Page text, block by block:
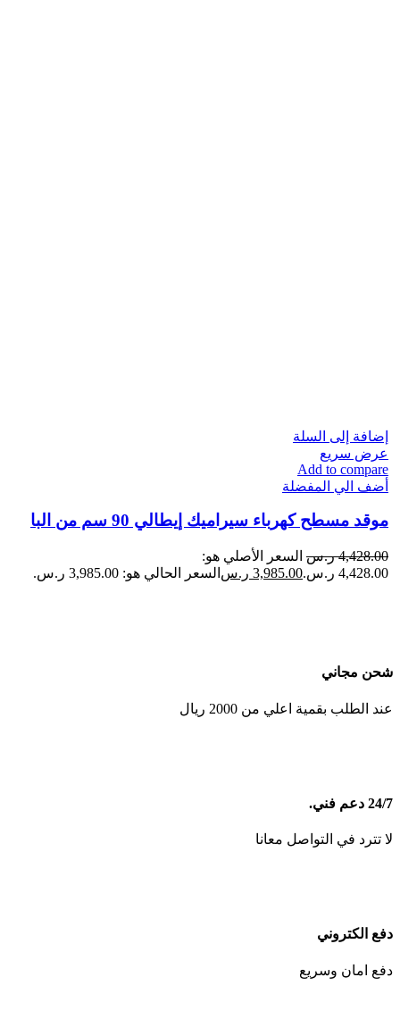
إضافة إلى السلة
عرض سريع
Add to compare
أضف الي المفضلة
موقد مسطح كهرباء سيراميك إيطالي 90 سم من البا
4,428.00 ر.س السعر الأصلي هو:
4,428.00 ر.س.
3,985.00 ر.س السعر الحالي هو: 3,985.00 ر.س.
شحن مجاني
عند الطلب بقمية اعلي من 2000 ريال
24/7 دعم فني.
لا تترد في التواصل معانا
دفع الكتروني
دفع امان وسريع